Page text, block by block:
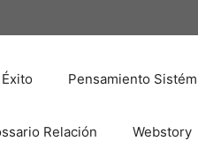
Pensamiento
Relación Webstory